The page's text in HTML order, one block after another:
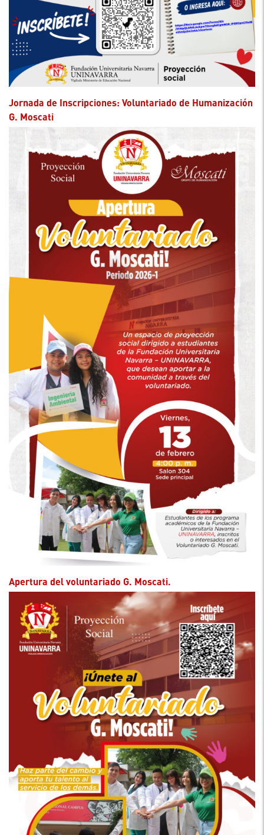
Jornada de Inscripciones: Voluntariado de Humanización
G. Moscati
Apertura del voluntariado G. Moscati.